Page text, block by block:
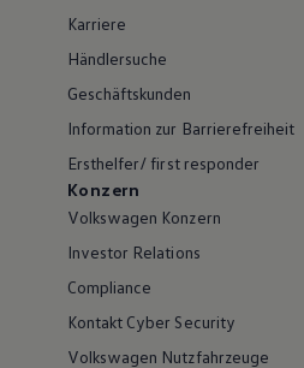
Karriere
Händlersuche
Geschäftskunden
Information zur Barrierefreiheit
Ersthelfer/ first responder
Konzern
Volkswagen Konzern
Investor Relations
Compliance
Kontakt Cyber Security
Volkswagen Nutzfahrzeuge